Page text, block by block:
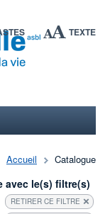
TEXTE
Accueil Catalogue
avec le(s) filtre(s)
RETIRER CE FILTRE